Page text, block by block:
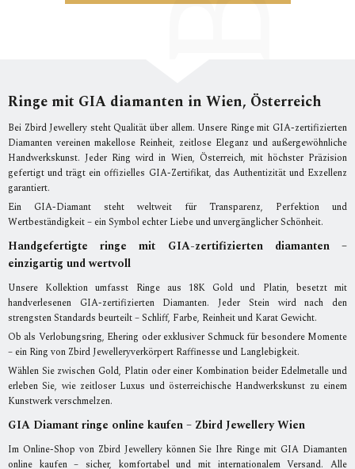
Ringe mit GIA diamanten in Wien, Österreich
Bei Zbird Jewellery steht Qualität über allem. Unsere Ringe mit GIA-zertifizierten
Diamanten vereinen makellose Reinheit, zeitlose Eleganz und außergewöhnliche
Handwerkskunst. Jeder Ring wird in Wien, Österreich, mit höchster Präzision
gefertigt und trägt ein offizielles GIA-Zertifikat, das Authentizität und Exzellenz
garantiert.
Ein GIA-Diamant steht weltweit für Transparenz, Perfektion und
Wertbeständigkeit – ein Symbol echter Liebe und unvergänglicher Schönheit.
Handgefertigte ringe mit GIA-zertifizierten diamanten –
einzigartig und wertvoll
Unsere Kollektion umfasst Ringe aus 18K Gold und Platin, besetzt mit
handverlesenen GIA-zertifizierten Diamanten. Jeder Stein wird nach den
strengsten Standards beurteilt – Schliff, Farbe, Reinheit und Karat Gewicht.
Ob als Verlobungsring, Ehering oder exklusiver Schmuck für besondere Momente
– ein Ring von Zbird Jewelleryverkörpert Raffinesse und Langlebigkeit.
Wählen Sie zwischen Gold, Platin oder einer Kombination beider Edelmetalle und
erleben Sie, wie zeitloser Luxus und österreichische Handwerkskunst zu einem
Kunstwerk verschmelzen.
GIA Diamant ringe online kaufen – Zbird Jewellery Wien
Im Online-Shop von Zbird Jewellery können Sie Ihre Ringe mit GIA Diamanten
online kaufen – sicher, komfortabel und mit internationalem Versand. Alle